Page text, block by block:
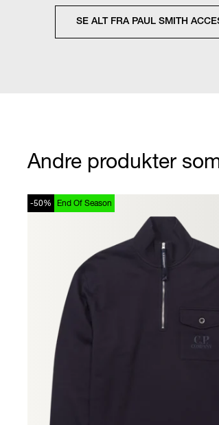
SE ALT FRA PAUL SMITH
Andre produkter
-50% End Of Season